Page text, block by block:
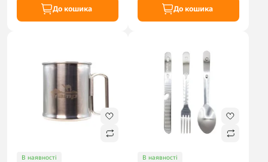
До кошика До кошика
В наявності В наявності